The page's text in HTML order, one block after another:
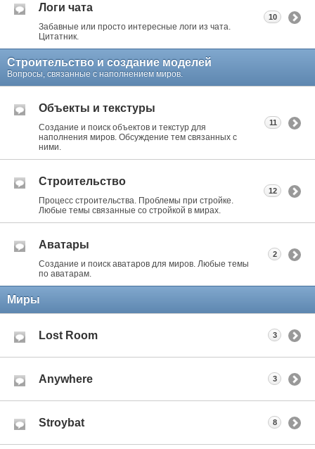
Логи чата
Забавные или просто интересные логи из чата.
Цитатник.
10
Строительство и создание моделей
Вопросы, связанные с наполнением миров.
Объекты и текстуры
Создание и поиск объектов и текстур для
наполнения миров. Обсуждение тем связанных с
ними.
11
Строительство
Процесс строительства. Проблемы при стройке.
Любые темы связанные со стройкой в мирах.
12
Аватары
Создание и поиск аватаров для миров. Любые темы
по аватарам.
2
Миры
Lost Room 3
Anywhere 3
Stroybat 8